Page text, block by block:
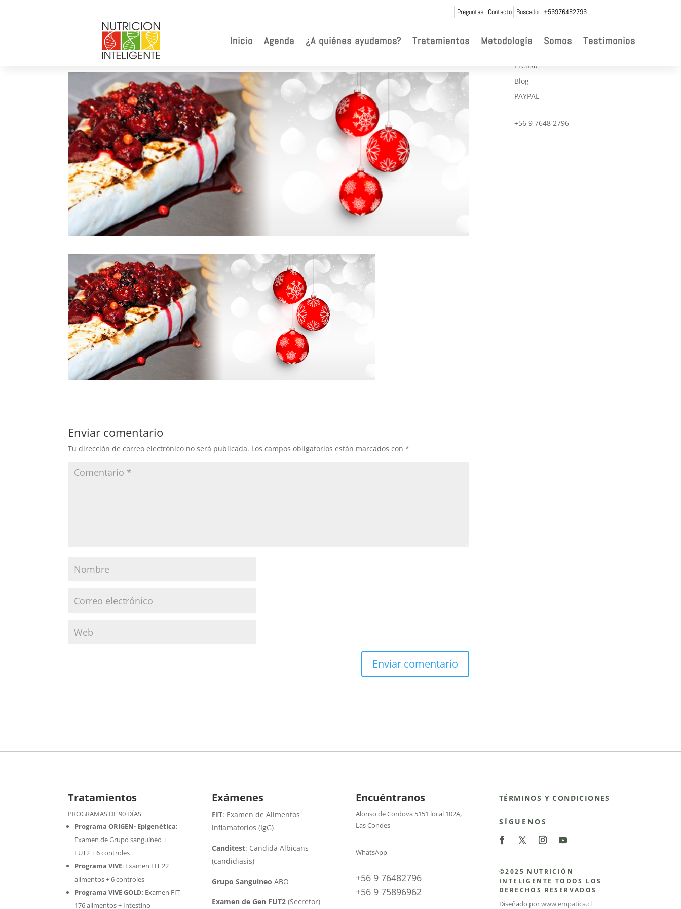
Preguntas Contacto Buscador +56976482796
Inicio Agenda ¿A quiénes ayudamos? Tratamientos Metodología Somos Testimonios
aperotivo
Web Admin NI|Dic 21, 2016
Enviar comentario
Tu dirección de correo electrónico no será publicada. Los campos obligatorios están marcados con*
Prensa
Blog
PAYPAL
+56 9 7648 2796
Tratamientos
PROGRAMAS DE 90 DÍAS
Programa ORIGEN- Epigenética:
Examen de Grupo sanguíneo +
FUT2 + 6 controles
Programa VIVE: Examen FIT 22
alimentos + 6 controles
Programa VIVE GOLD: Examen FIT
176 alimentos + Intestino
Exámenes
FIT: Examen de Alimentos
inflamatorios (IgG)
Canditest: Candida Albicans
(candidiasis)
Grupo Sanguíneo ABO
Examen de Gen FUT2(Secretor)
Encuéntranos
Alonso de Cordova 5151 local 102A,
Las Condes
WhatsApp
+56 9 76482796
+56 9 75896962
TÉRMINOS Y CONDICIONES
SÍGUENOS
©2025 NUTRICIÓN
INTELIGENTE TODOS LOS
DERECHOS RESERVADOS
Diseñado porwww.empatica.cl